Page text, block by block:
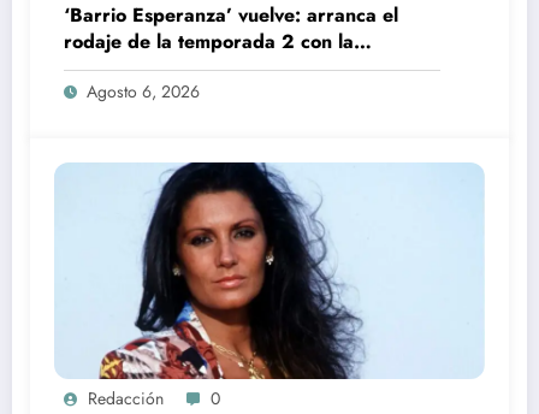
‘Barrio Esperanza’ vuelve: arranca el
rodaje de la temporada 2 con la
incorporación de María Castro
Agosto 6, 2026
Redacción 0